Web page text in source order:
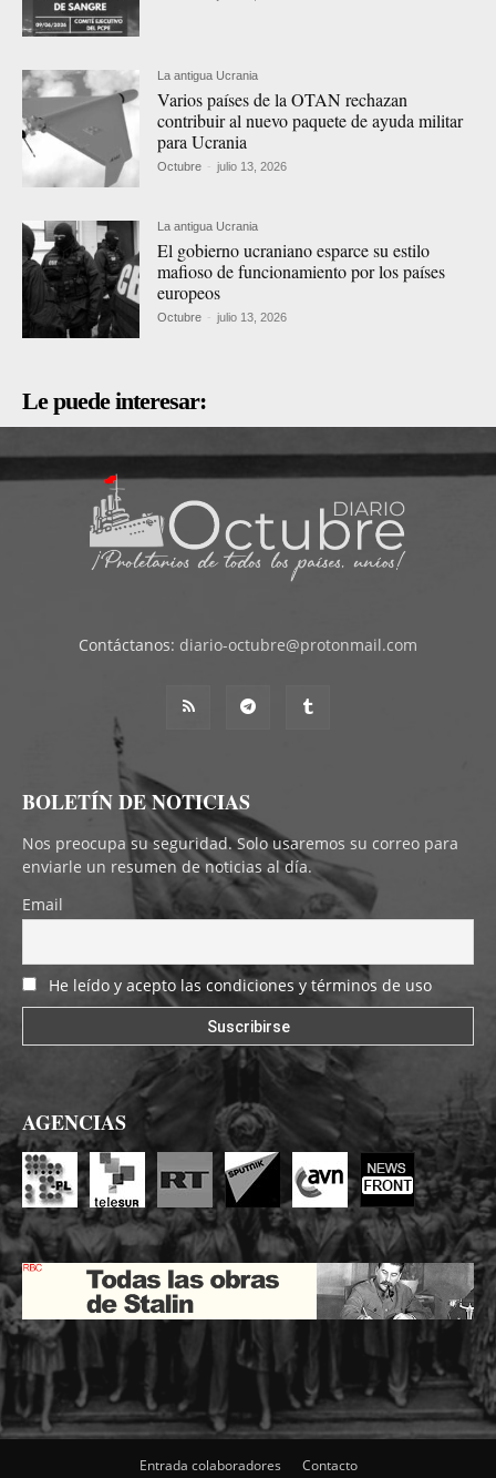
La antigua Ucrania
Varios países de la OTAN rechazan
contribuir al nuevo paquete de ayuda militar
para Ucrania
Octubre - julio 13, 2026
La antigua Ucrania
El gobierno ucraniano esparce su estilo
mafioso de funcionamiento por los países
europeos
Octubre - julio 13, 2026
Le puede interesar:
Contáctanos: diario-octubre@protonmail.com
BOLETÍN DE NOTICIAS
Nos preocupa su seguridad. Solo usaremos su correo para
enviarle un resumen de noticias al día.
Email
He leído y acepto las condiciones y términos de uso
AGENCIAS
Entrada colaboradores Contacto